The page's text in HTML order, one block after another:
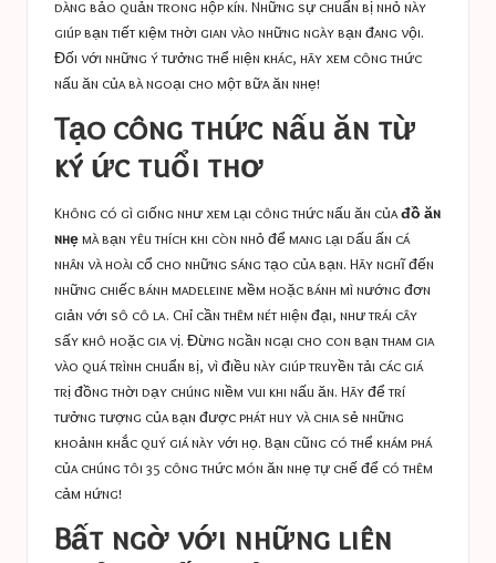
dàng bảo quản trong hộp kín. Những sự chuẩn bị nhỏ này
giúp bạn tiết kiệm thời gian vào những ngày bạn đang vội.
Đối với những ý tưởng thể hiện khác, hãy xem công thức
nấu ăn của bà ngoại cho một bữa ăn nhẹ!
Tạo công thức nấu ăn từ
ký ức tuổi thơ
Không có gì giống như xem lại công thức nấu ăn củađồ ăn
nhẹmà bạn yêu thích khi còn nhỏ để mang lại dấu ấn cá
nhân và hoài cổ cho những sáng tạo của bạn. Hãy nghĩ đến
những chiếc bánh madeleine mềm hoặc bánh mì nướng đơn
giản với sô cô la. Chỉ cần thêm nét hiện đại, như trái cây
sấy khô hoặc gia vị. Đừng ngần ngại cho con bạn tham gia
vào quá trình chuẩn bị, vì điều này giúp truyền tải các giá
trị đồng thời dạy chúng niềm vui khi nấu ăn. Hãy để trí
tưởng tượng của bạn được phát huy và chia sẻ những
khoảnh khắc quý giá này với họ. Bạn cũng có thể khám phá
của chúng tôi 35 công thức món ăn nhẹ tự chếđể có thêm
cảm hứng!
Bất ngờ với những liên